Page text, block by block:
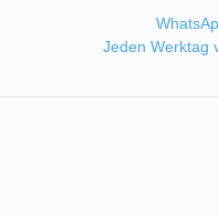
Jeden Werktag